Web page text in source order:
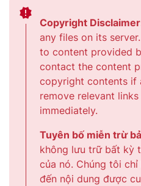
Copyright
any files on its
to content provided
contact the content
copyright contents if
remove relevant
immediately.
Tuyên bố miễn trừ
không lưu trữ bất kỳ
của nó. Chúng tôi
đến nội dung được